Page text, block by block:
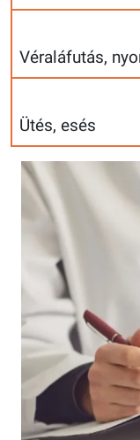
Véraláfutás,
Ütés, esés